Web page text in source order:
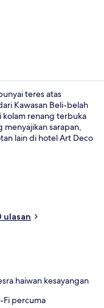
teres atas
Kawasan Beli-belah
kolam renang terbuka
menyajikan sarapan,
lain di hotel Art Deco
ulasan
haiwan kesayangan
Fi percuma